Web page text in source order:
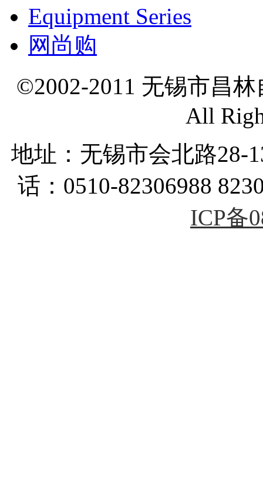
Equipment Series
网尚购
©2002-2011 无锡市昌
All
地址：无锡市会北路28-
话：0510-82306988
ICP备